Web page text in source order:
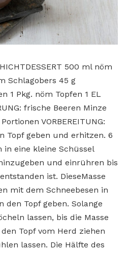
500 ml nöm
Schlagobers 45 g
1 Pkg. nöm Topfen 1 EL
frische Beeren Minze
VORBEREITUNG:
Topf geben und erhitzen. 6
in eine kleine Schüssel
und einrühren bis
ist. DieseMasse
mit dem Schneebesen in
den Topf geben. Solange
lassen, bis die Masse
Topf vom Herd ziehen
lassen. Die Hälfte des